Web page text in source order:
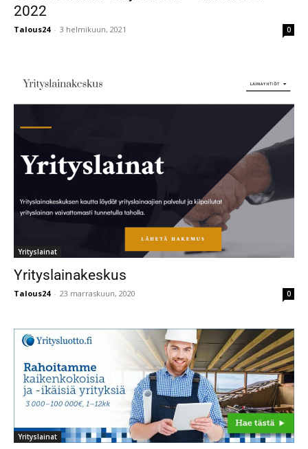
2022
Talous24 - 3 helmikuun, 2021 0
Yrityslainat
Yrityslainakeskus
Talous24 - 23 marraskuun, 2020 0
Yrityslainat